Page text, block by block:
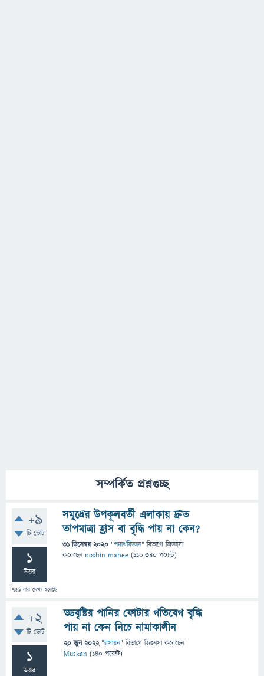
সম্পর্কিত প্রশ্নগুচ্ছ
+9
টি ভোট
1
উত্তর
751 বার দেখা হয়েছে
সমুদ্রের উপকূলবর্তী এলাকায় দ্রুত
তাপমাত্রা হ্রাস বা বৃদ্ধি পায় না কেন?
31 ডিসেম্বর 2020 "পদার্থবিজ্ঞান" বিভাগে জিজ্ঞাসা
করেছেনnoshin mahee (110,340 পয়েন্ট)
+2
টি ভোট
1
উত্তর
ড্ডবৃষ্টির পানির ফোটার গতিবেগ বৃদ্ধি
পায় না কেন নিচে নামাকালীন
20 জুন 2022 "রসায়ন" বিভাগে জিজ্ঞাসাকরেছেন
Muskan (140 পয়েন্ট)